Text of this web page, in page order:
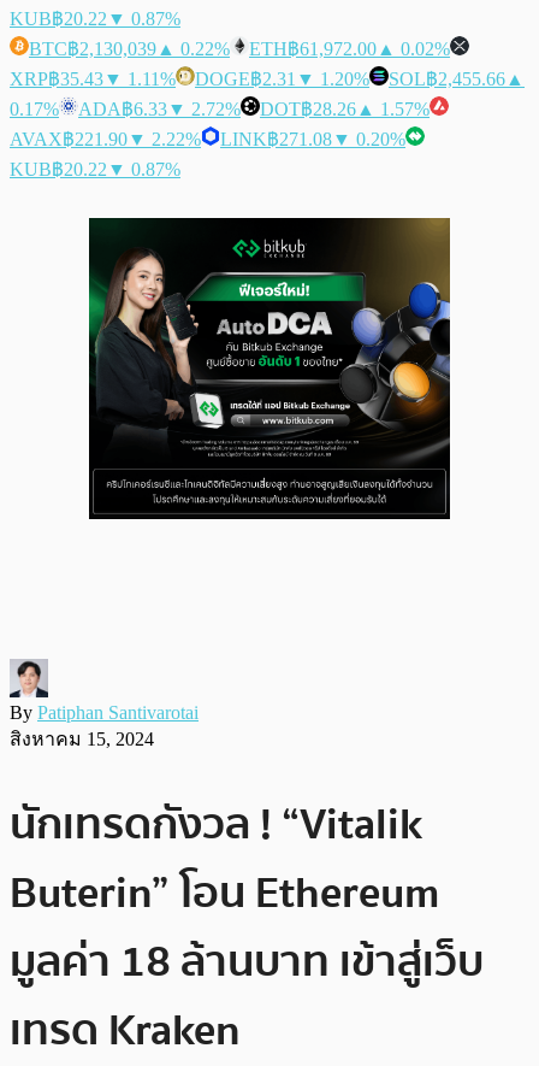
KUB฿20.22 ▼ 0.87%
BTC฿2,130,039 ▲ 0.22% ETH฿61,972.00 ▲ 0.02%
XRP฿35.43▼ 1.11% DOGE฿2.31 ▼ 1.20% SOL฿2,455.66 ▲
0.17%
ADA฿6.33▼ 2.72% DOT฿28.26 ▲ 1.57%
AVAX฿221.90▼ 2.22% LINK฿271.08▼ 0.20%
KUB฿20.22 ▼ 0.87%
By Patiphan Santivarotai
สิงหาคม 15, 2024
นักเทรดกังวล ! “Vitalik
Buterin” โอน Ethereum
มูลค่า 18 ล้านบาท เข้าสู่เว็บ
เทรด Kraken